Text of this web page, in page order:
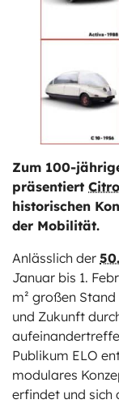
Zum 100-
präsentiert
historischen
der Mobilität.
Anlässlich der
Januar bis 1.
m² großen
und Zukunft
Publikum ELO
modulares
erfindet und sich